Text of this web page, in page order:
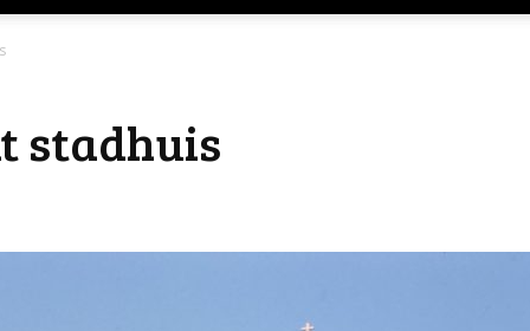
Weert
Veranderd
stadhuis